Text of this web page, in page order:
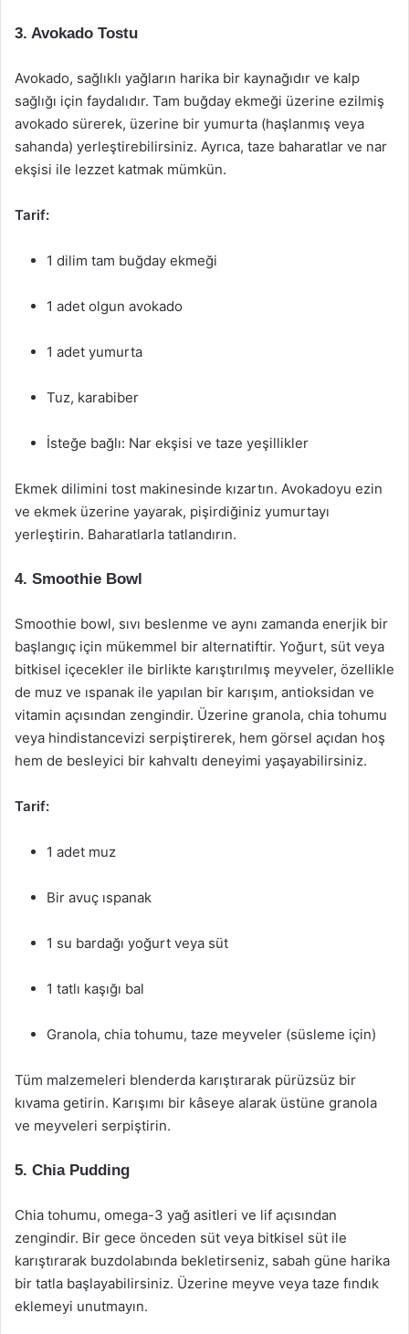
3. Avokado Tostu
Avokado, sağlıklı yağların harika bir kaynağıdır ve kalp
sağlığı için faydalıdır. Tam buğday ekmeği üzerine ezilmiş
avokado sürerek, üzerine bir yumurta (haşlanmış veya
sahanda) yerleştirebilirsiniz. Ayrıca, taze baharatlar ve nar
ekşisi ile lezzet katmak mümkün.
Tarif:
1 dilim tam buğday ekmeği
1 adet olgun avokado
1 adet yumurta
Tuz, karabiber
İsteğe bağlı: Nar ekşisi ve taze yeşillikler
Ekmek dilimini tost makinesinde kızartın. Avokadoyu ezin
ve ekmek üzerine yayarak, pişirdiğiniz yumurtayı
yerleştirin. Baharatlarla tatlandırın.
4. Smoothie Bowl
Smoothie bowl, sıvı beslenme ve aynı zamanda enerjik bir
başlangıç için mükemmel bir alternatiftir. Yoğurt, süt veya
bitkisel içecekler ile birlikte karıştırılmış meyveler, özellikle
de muz ve ıspanak ile yapılan bir karışım, antioksidan ve
vitamin açısından zengindir. Üzerine granola, chia tohumu
veya hindistancevizi serpiştirerek, hem görsel açıdan hoş
hem de besleyici bir kahvaltı deneyimi yaşayabilirsiniz.
Tarif:
1 adet muz
Bir avuç ıspanak
1 su bardağı yoğurt veya süt
1 tatlı kaşığı bal
Granola, chia tohumu, taze meyveler (süsleme için)
Tüm malzemeleri blenderda karıştırarak pürüzsüz bir
kıvama getirin. Karışımı bir kâseye alarak üstüne granola
ve meyveleri serpiştirin.
5. Chia Pudding
Chia tohumu, omega-3 yağ asitleri ve lif açısından
zengindir. Bir gece önceden süt veya bitkisel süt ile
karıştırarak buzdolabında bekletirseniz, sabah güne harika
bir tatla başlayabilirsiniz. Üzerine meyve veya taze fındık
eklemeyi unutmayın.